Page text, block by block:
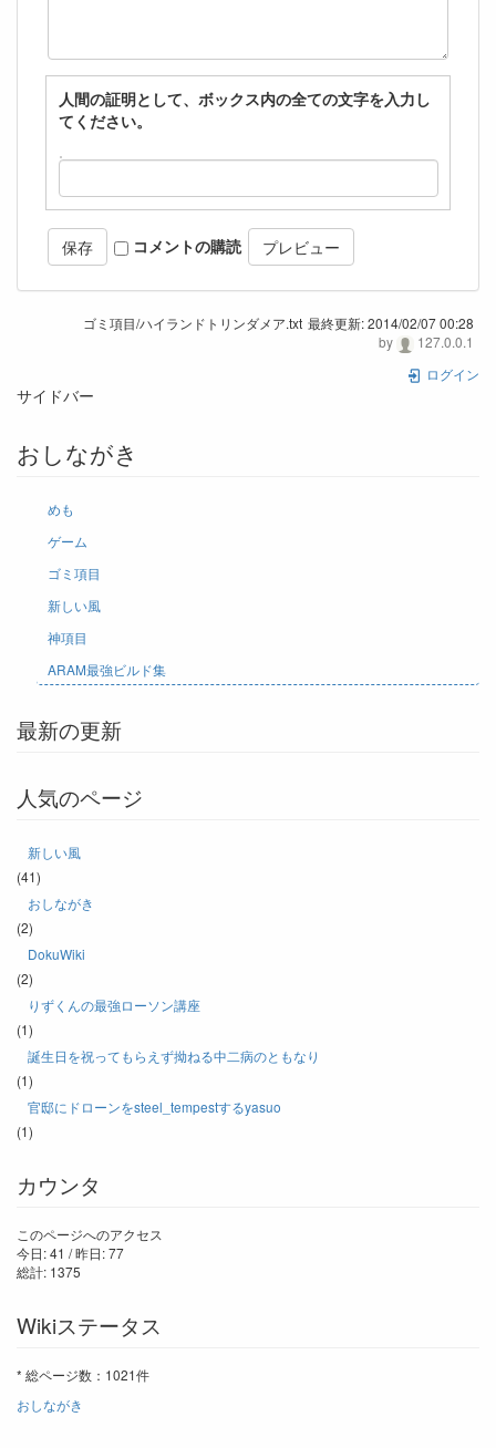
人間の証明として、ボックス内の全ての文字を入力し
てください。
コメントの購読
ゴミ項目/ハイランドトリンダメア.txt 最終更新:2014/02/07 00:28
by
127.0.0.1
ログイン
サイドバー
おしながき
めも
ゲーム
ゴミ項目
新しい風
神項目
ARAM最強ビルド集
最新の更新
人気のページ
新しい風
(41)
おしながき
(2)
DokuWiki
(2)
りずくんの最強ローソン講座
(1)
誕生日を祝ってもらえず拗ねる中二病のともなり
(1)
官邸にドローンをsteel_tempestするyasuo
(1)
カウンタ
このページへのアクセス
今日: 41 / 昨日: 77
総計: 1375
Wikiステータス
* 総ページ数：1021件
おしながき